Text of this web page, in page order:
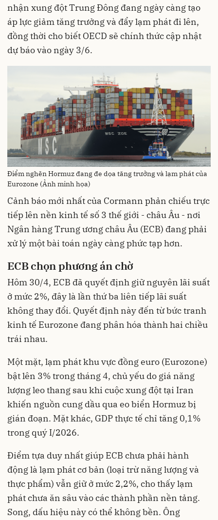
nhận xung đột Trung Đông đang ngày càng tạo
áp lực giảm tăng trưởng và đẩy lạm phát đi lên,
đồng thời cho biết OECD sẽ chính thức cập nhật
dự báo vào ngày 3/6.
Điểm nghẽn Hormuz đang đe dọa tăng trưởng và lạm phát của
Eurozone (Ảnh minh họa)
Cảnh báo mới nhất của Cormann phản chiếu trực
tiếp lên nền kinh tế số 3 thế giới - châu Âu - nơi
Ngân hàng Trung ương châu Âu (ECB) đang phải
xử lý một bài toán ngày càng phức tạp hơn.
ECB chọn phương án chờ
Hôm 30/4, ECB đã quyết định giữ nguyên lãi suất
ở mức 2%, đây là lần thứ ba liên tiếp lãi suất
không thay đổi. Quyết định này đến từ bức tranh
kinh tế Eurozone đang phân hóa thành hai chiều
trái nhau.
Một mặt, lạm phát khu vực đồng euro (Eurozone)
bật lên 3% trong tháng 4, chủ yếu do giá năng
lượng leo thang sau khi cuộc xung đột tại Iran
khiến nguồn cung dầu qua eo biển Hormuz bị
gián đoạn. Mặt khác, GDP thực tế chỉ tăng 0,1%
trong quý I/2026.
Điểm tựa duy nhất giúp ECB chưa phải hành
động là lạm phát cơ bản (loại trừ năng lượng và
thực phẩm) vẫn giữ ở mức 2,2%, cho thấy lạm
phát chưa ăn sâu vào các thành phần nền tảng.
Song, dấu hiệu này có thể không bền. Ông